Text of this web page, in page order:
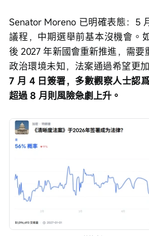
Senator Moreno 已明確表態：5
議程，中期選舉前基本沒機會。
後 2027 年新國會重新推進，需要
政治環境未知，法案通過希望更
7 月 4 日簽署，多數觀察人士認
超過 8 月則風險急劇上升。